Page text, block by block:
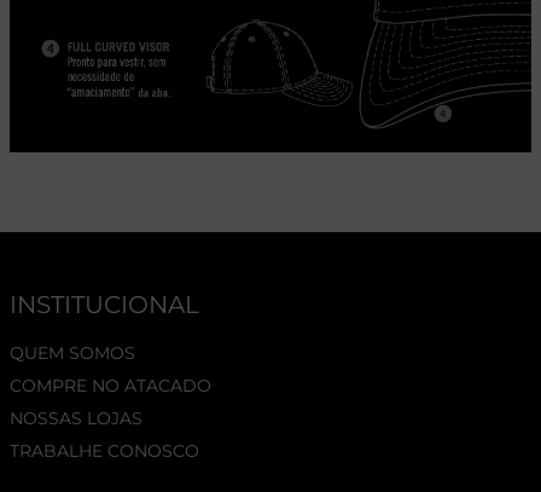
INSTITUCIONAL
QUEM SOMOS
COMPRE NO ATACADO
NOSSAS LOJAS
TRABALHE CONOSCO